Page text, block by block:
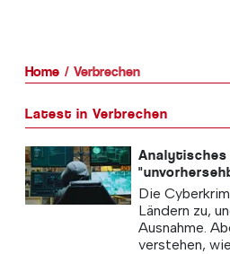
Home Verbrechen
Latest in Verbrechen
Analytisches
der
Die
Ländern zu,
Ausnahme.
verstehen, wie